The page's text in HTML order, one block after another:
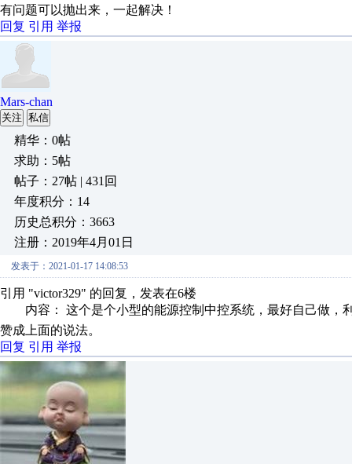
有问题可以抛出来，一起解决！
回复 引用 举报
Mars-chan
关注 私信
精华：0帖
求助：5帖
帖子：27帖 | 431回
年度积分：14
历史总积分：3663
注册：2019年4月01日
发表于：2021-01-17 14:08:53
引用 "victor329" 的回复，发表在6楼
内容： 这个是个小型的能源控制中控系统，最好自己做，
赞成上面的说法。
回复 引用 举报